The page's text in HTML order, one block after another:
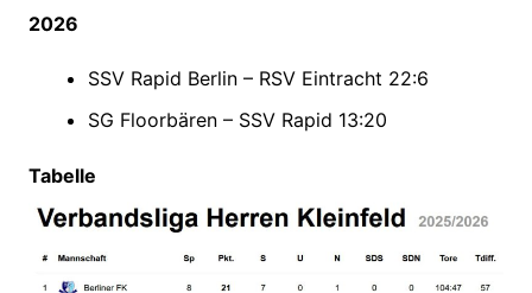
2026
SSV Rapid Berlin – RSV Eintracht 22:6
SG Floorbären – SSV Rapid 13:20
Tabelle